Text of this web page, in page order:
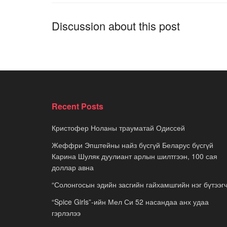
Discussion about this post
Recent Posts
Кристофер Ноланы трауматай Одиссей
Жеффри Эпштейны найз бүсгүй Беларус бүсгүй
Карина Шуляк дуулиант арлын шилтгээн, 100 сая
доллар авна
“Солонгосын эдийн засгийн гайхамшгийн нэг
“Spice Girls”-ийн Мел Си 52 насандаа анх удаа
гэрлэлээ